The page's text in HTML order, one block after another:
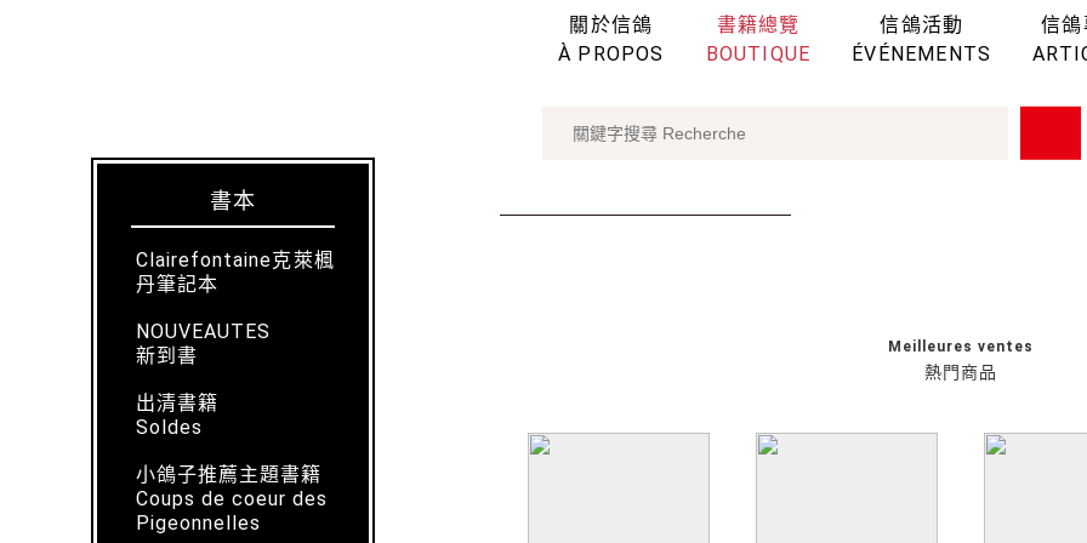
關於信鴿
À PROPOS
書籍總覽
BOUTIQUE
信鴿活動
ÉVÉNEMENTS
信鴿
書本
Clairefontaine克萊楓
丹筆記本
NOUVEAUTES
新到書
出清書籍
Soldes
小鴿子推薦主題書籍
Coups de coeur des
Pigeonnelles
熱門商品
Meilleures ventes